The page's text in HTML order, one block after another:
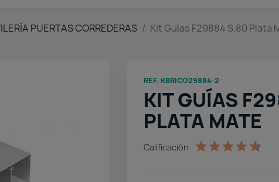
PUERTAS CORREDERAS Kit Guías F29884 S.80 Plata
REF. KBRICO29884-2
KIT GUÍAS
PLATA MATE
Calificación